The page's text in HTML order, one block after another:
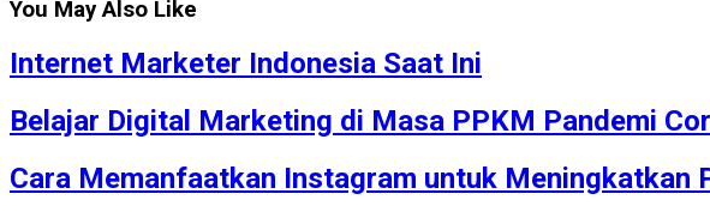
You May Also Like
Internet Marketer Indonesia Saat Ini
Belajar Digital Marketing di Masa PPKM Pandemi
Cara Memanfaatkan Instagram untuk Meningkatkan